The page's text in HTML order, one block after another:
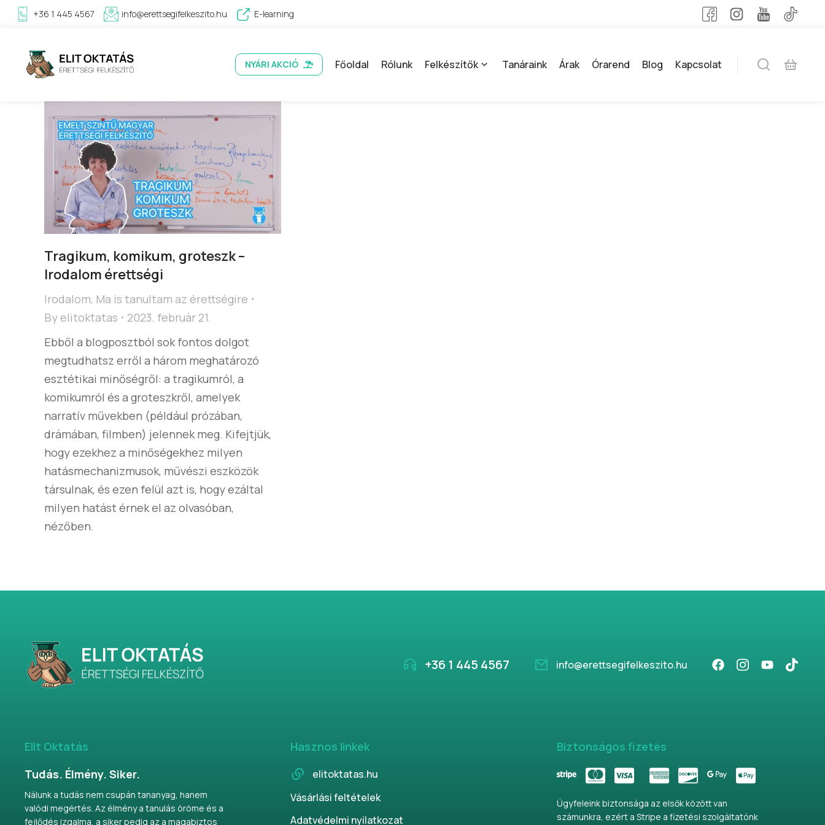
+36 1 445 4567 info@erettsegifelkeszito.hu E-learning
NYÁRI AKCIÓ Főoldal Rólunk Felkészítők Tanáraink Árak Órarend Blog Kapcsolat
Tragikum, komikum, groteszk –
Irodalom érettségi
Irodalom, Ma is tanultam az érettségire
By elitoktatas
2023. február 21.
Ebből a blogposztból sok fontos dolgot
megtudhatsz erről a három meghatározó
esztétikai minőségről: a tragikumról, a
komikumról és a groteszkről, amelyek
narratív művekben (például prózában,
drámában, filmben) jelennek meg. Kifejtjük,
hogy ezekhez a minőségekhez milyen
hatásmechanizmusok, művészi eszközök
társulnak, és ezen felül azt is, hogy ezáltal
milyen hatást érnek el az olvasóban,
nézőben.
+36 1 445 4567 info@erettsegifelkeszito.hu
Elit Oktatás
Tudás. Élmény. Siker.
Nálunk a tudás nem csupán tananyag, hanem
valódi megértés. Az élmény a tanulás öröme és a
fejlődés izgalma, a siker pedig az a magabiztos
Hasznos linkek
elitoktatas.hu
Vásárlási feltételek
Adatvédelmi nyilatkozat
Biztonságos fizetés
Ügyfeleink biztonsága az elsők között van
számunkra, ezért a Stripe a fizetési szolgáltatónk